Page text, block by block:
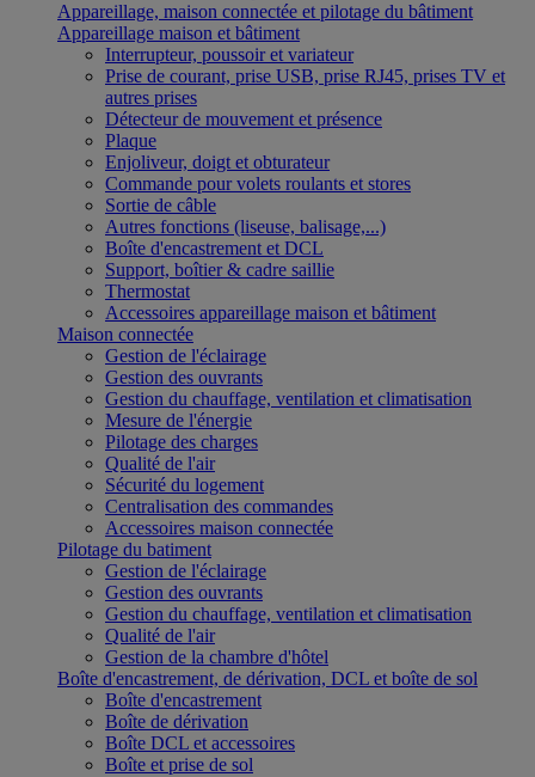
Appareillage, maison connectée et pilotage du bâtiment
Appareillage maison et bâtiment
Interrupteur, poussoir et variateur
Prise de courant, prise USB, prise RJ45, prises TV et
autres prises
Détecteur de mouvement et présence
Plaque
Enjoliveur, doigt et obturateur
Commande pour volets roulants et stores
Sortie de câble
Autres fonctions (liseuse, balisage,...)
Boîte d'encastrement et DCL
Support, boîtier & cadre saillie
Thermostat
Accessoires appareillage maison et bâtiment
Maison connectée
Gestion de l'éclairage
Gestion des ouvrants
Gestion du chauffage, ventilation et climatisation
Mesure de l'énergie
Pilotage des charges
Qualité de l'air
Sécurité du logement
Centralisation des commandes
Accessoires maison connectée
Pilotage du batiment
Gestion de l'éclairage
Gestion des ouvrants
Gestion du chauffage, ventilation et climatisation
Qualité de l'air
Gestion de la chambre d'hôtel
Boîte d'encastrement, de dérivation, DCL et boîte de sol
Boîte d'encastrement
Boîte de dérivation
Boîte DCL et accessoires
Boîte et prise de sol